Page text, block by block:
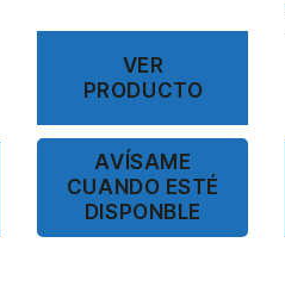
VER
PRODUCTO
AVÍSAME
CUANDO ESTÉ
DISPONBLE